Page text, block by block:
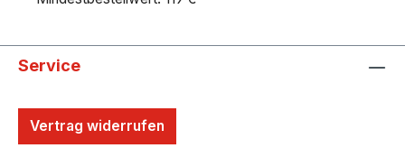
Service
Vertrag widerrufen